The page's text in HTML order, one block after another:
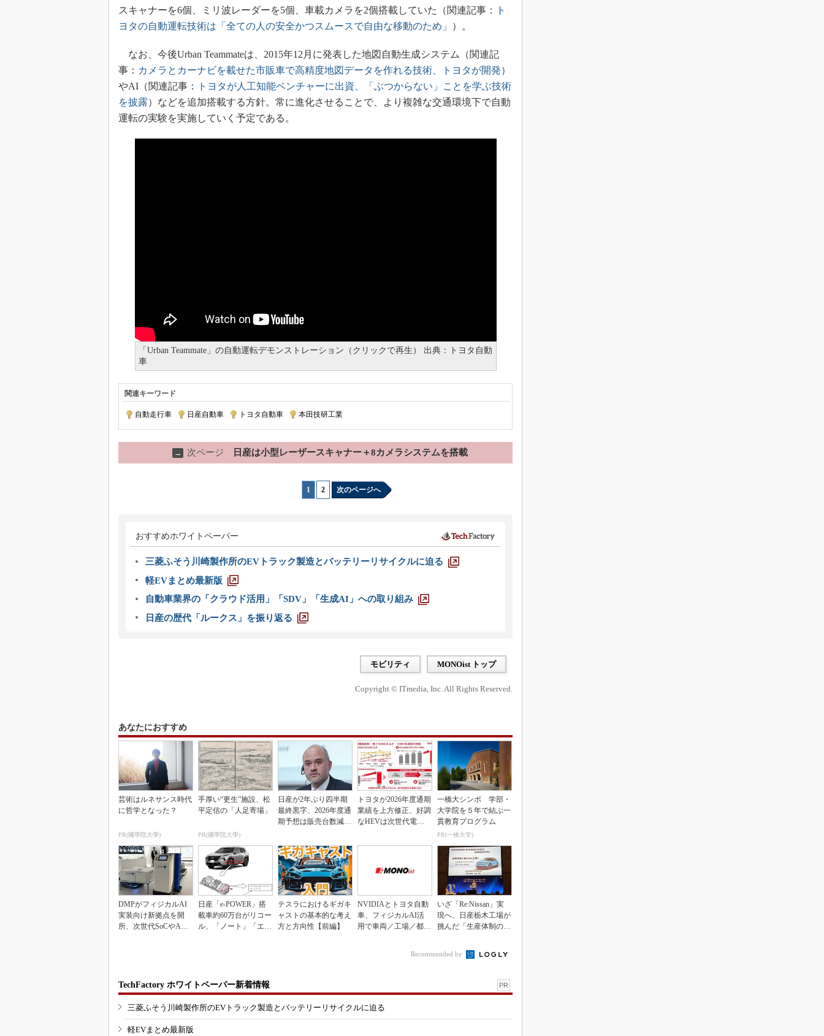
スキャナーを6個、ミリ波レーダーを5個、車載カメラを2個搭載していた（関連記事：
ト
ヨタの自動運転技術は「全ての人の安全かつスムースで自由な移動のため」
）。
なお、今後Urban Teammateは、2015年12月に発表した地図自動生成システム（関連記
事： カメラとカーナビを載せた市販車で高精度地図データを作れる技術、トヨタが開発）
やAI（関連記事：
トヨタが人工知能ベンチャーに出資、「ぶつからない」ことを学ぶ技術
を披露）などを追加搭載する方針。常に進化させることで、より複雑な交通環境下で自動
運転の実験を実施していく予定である。
「Urban Teammate」の自動運転デモンストレーション（クリックで再生） 出典：トヨタ自動
車
関連キーワード
自動走行車 日産自動車 トヨタ自動車 本田技研工業
→ 次ページ 日産は小型レーザースキャナー＋8カメラシステムを搭載
1 2 次のページへ
おすすめホワイトペーパー
三菱ふそう川崎製作所のEVトラック製造とバッテリーリサイクルに迫る
軽EVまとめ最新版
自動車業界の「クラウド活用」「SDV」「生成AI」への取り組み
日産の歴代「ルークス」を振り返る
モビリティ MONOist トップ
Copyright © ITmedia, Inc. All Rights Reserved.
あなたにおすすめ
芸術はルネサンス時代
に哲学となった？
PR(國學院大學)
手厚い“更生”施設、松
平定信の「人足寄場」
PR(國學院大學)
日産が2年ぶり四半期
最終黒字、2026年度通
期予想は販売台数減も
トヨタが2026年度通期
業績を上方修正、好調
なHEVは次世代電池
一橋大シンポ 学部・
大学院を５年で結ぶ一
貫教育プログラム
PR(一橋大学)
DMPがフィジカルAI
実装向け新拠点を開
所、次世代SoCやAM
日産「e-POWER」搭
載車約60万台がリコー
ル、「ノート」「エク
テスラにおけるギガキ
ャストの基本的な考え
方と方向性【前編】
NVIDIAとトヨタ自動
車、フィジカルAI活
用で車両／工場／都市
いざ「Re:Nissan」実
現へ、日産栃木工場が
挑んだ「生産体制の比
Recommended by
TechFactory ホワイトペーパー新着情報 PR
三菱ふそう川崎製作所のEVトラック製造とバッテリーリサイクルに迫る
軽EVまとめ最新版